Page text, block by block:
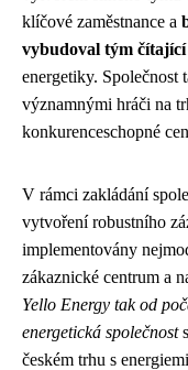
klíčové zaměstnance a
vybudoval tým čítající
energetiky. Společnost
významnými hráči na
konkurenceschopné
V rámci zakládání
vytvoření robustního
implementovány
zákaznické centrum a
Yello Energy tak od
energetická společnost
českém trhu s